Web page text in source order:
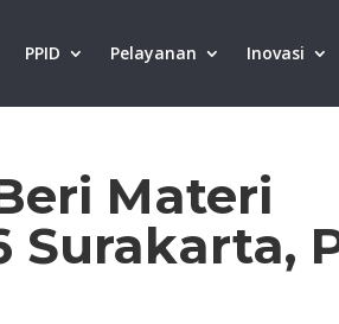
PPID Pelayanan Inovasi
Materi
Surakarta,